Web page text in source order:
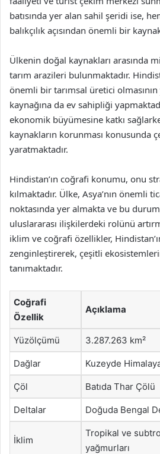
batısında yer alan sahil şeridi ise,
balıkçılık açısından önemli bir
Ülkenin doğal kaynakları arasında
tarım arazileri bulunmaktadır.
önemli bir tarımsal üretici olmasının
kaynağına da ev sahipliği
ekonomik büyümesine katkı
kaynakların korunması konusunda
yaratmaktadır.
Hindistan’ın coğrafi konumu, onu
kılmaktadır. Ülke, Asya’nın önemli
noktasında yer almakta ve bu
uluslararası ilişkilerdeki rolünü
iklim ve coğrafi özellikler,
zenginleştirerek, çeşitli
tanımaktadır.
Coğrafi
Özellik
Açıklama
Yüzölçümü 3.287.263 km²
Dağlar Kuzeyde
Çöl Batıda Thar Çölü
Deltalar Doğuda Bengal
İklim
Tropikal ve
yağmurları